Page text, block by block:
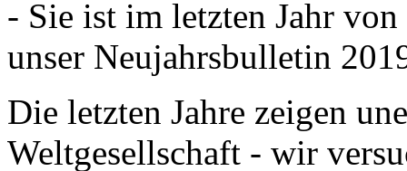
- Sie ist im letzten Jahr
unser Neujahrsbulletin
Die letzten Jahre zeigen
Weltgesellschaft - wir